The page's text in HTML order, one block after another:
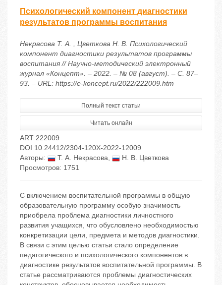
Психологический компонент диагностики
результатов программы воспитания
Некрасова Т. А. , Цветкова Н. В. Психологический
компонент диагностики результатов программы
воспитания // Научно-методический электронный
журнал «Концепт». – 2022. – № 08 (август). – С. 87–
93. – URL: https://e-koncept.ru/2022/222009.htm
Полный текст статьи
Читать онлайн
ART 222009
DOI 10.24412/2304-120X-2022-12009
Авторы:
Т. А. Некрасова,
Н. В. Цветкова
Просмотров: 1751
С включением воспитательной программы в общую
образовательную программу особую значимость
приобрела проблема диагностики личностного
развития учащихся, что обусловлено необходимостью
конкретизации цели, предмета и методов диагностики.
В связи с этим целью статьи стало определение
педагогического и психологического компонентов в
диагностике результатов воспитательной программы. В
статье рассматриваются проблемы диагностических